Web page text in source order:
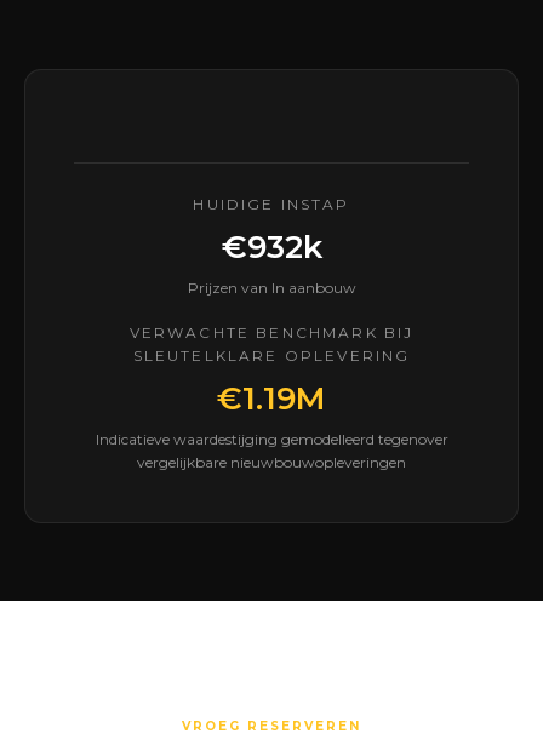
HUIDIGE INSTAP
€932k
Prijzen van In aanbouw
VERWACHTE BENCHMARK BIJ
SLEUTELKLARE OPLEVERING
€1.19M
Indicatieve waardestijging gemodelleerd tegenover
vergelijkbare nieuwbouwopleveringen
VROEG RESERVEREN